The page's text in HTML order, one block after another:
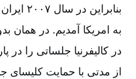
به امریکا آمدیم. در همان
در کالیفرنیا جلساتی را در
از مدتی با حمایت کلیسای